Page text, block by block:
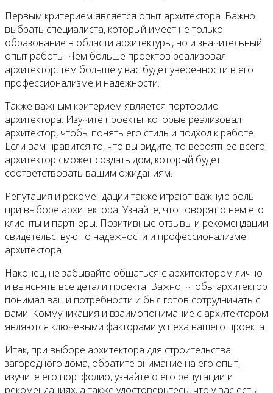
Первым критерием является опыт архитектора. Важно
выбрать специалиста, который имеет не только
образование в области архитектуры, но и значительный
опыт работы. Чем больше проектов реализовал
архитектор, тем больше у вас будет уверенности в его
профессионализме и надежности.
Также важным критерием является портфолио
архитектора. Изучите проекты, которые реализовал
архитектор, чтобы понять его стиль и подход к работе.
Если вам нравится то, что вы видите, то вероятнее всего,
архитектор сможет создать дом, который будет
соответствовать вашим ожиданиям.
Репутация и рекомендации также играют важную роль
при выборе архитектора. Узнайте, что говорят о нем его
клиенты и партнеры. Позитивные отзывы и рекомендации
свидетельствуют о надежности и профессионализме
архитектора.
Наконец, не забывайте общаться с архитектором лично
и выяснять все детали проекта. Важно, чтобы архитектор
понимал ваши потребности и был готов сотрудничать с
вами. Коммуникация и взаимопонимание с архитектором
являются ключевыми факторами успеха вашего проекта.
Итак, при выборе архитектора для строительства
загородного дома, обратите внимание на его опыт,
изучите его портфолио, узнайте о его репутации и
рекомендациях, а также удостоверьтесь, что у вас есть